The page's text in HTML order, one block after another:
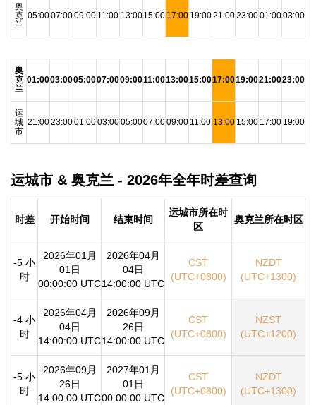
奥
克
兰
05:0007:0009:00 11:00 13:0015:00 17:00 19:0021:0023:0001:0003:00
奥
克
兰
01:0003:0005:0007:0009:0011:0013:0015:0017:0019:0021:0023:00
运
城
市
21:0023:0001:0003:0005:0007:0009:00 11:00 13:00 15:00 17:00 19:00
运城市 & 奥克兰 - 2026年全年时差查询
时差 开始时间 结束时间
运城市所在时
区
奥克兰所在时区
-5 小
时
2026年01月
01日
00:00:00 UTC
2026年04月
04日
14:00:00 UTC
CST
(UTC+0800)
NZDT
(UTC+1300)
-4 小
时
2026年04月
04日
14:00:00 UTC
2026年09月
26日
14:00:00 UTC
CST
(UTC+0800)
NZST
(UTC+1200)
-5 小
时
2026年09月
26日
14:00:00 UTC
2027年01月
01日
00:00:00 UTC
CST
(UTC+0800)
NZDT
(UTC+1300)